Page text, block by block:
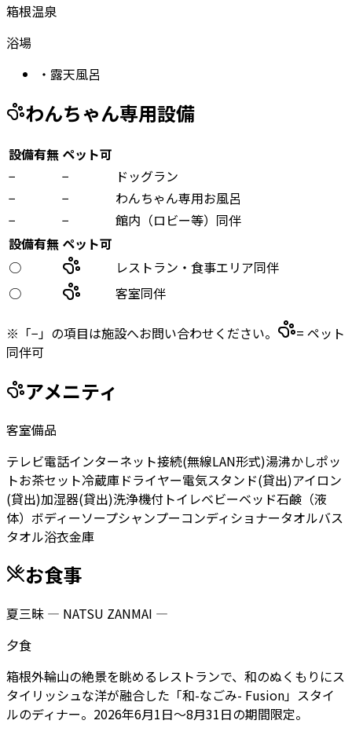
箱根温泉
浴場
・ 露天風呂
わんちゃん専用設備
設備有無 ペット可
−
−
ドッグラン
−
−
わんちゃん専用お風呂
−
−
館内（ロビー等）同伴
設備有無 ペット可
○
レストラン・食事エリア同伴
○
客室同伴
※「−」の項目は施設へお問い合わせください。
= ペット
同伴可
アメニティ
客室備品
テレビ電話インターネット接続(無線LAN形式)湯沸かしポッ
トお茶セット冷蔵庫ドライヤー電気スタンド(貸出)アイロン
(貸出)加湿器(貸出)洗浄機付トイレベビーベッド石鹸（液
体） ボディーソープシャンプーコンディショナータオルバス
タオル浴衣金庫
お食事
夏三昧 ― NATSU ZANMAI ―
夕食
箱根外輪山の絶景を眺めるレストランで、和のぬくもりにス
タイリッシュな洋が融合した「和-なごみ- Fusion」スタイ
ルのディナー。2026年6月1日～8月31日の期間限定。